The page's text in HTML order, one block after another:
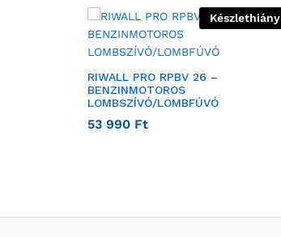
Készlethiány
RIWALL PRO RPBV 26 –
BENZINMOTOROS
LOMBSZÍVÓ/LOMBFÚVÓ
53 990 Ft